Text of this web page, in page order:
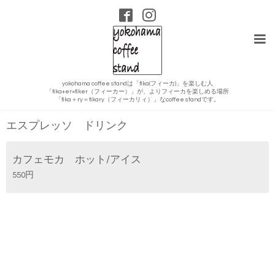
yokohama coffee standは「fika(フィーカ)」を楽しむ人
「fika+er=fiker（フィーカー）」が、よりフィーカを楽しめる場所
「fika＋ry＝fikary（フィーカリィ）」なcoffee standです。
エスプレッソ ドリンク
カフェモカ ホット/アイス
550円